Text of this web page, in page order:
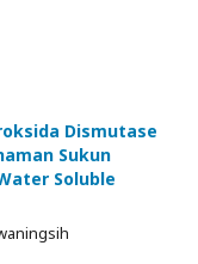
Dismutase
Sukun
Soluble